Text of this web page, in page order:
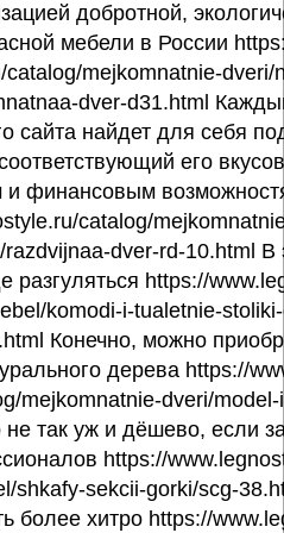
добротной,
мебели в России
catalog/mejkomnatnie-dveri/
dver-d31.html
сайта найдет для себя
его
и финансовым
catalog/
dver-rd-10.html В
разгуляться https://
komodi-i-tualetnie-
Конечно, можно
дерева https://
mejkomnatnie-dveri/
не так уж и дёшево, если
https://
shkafy-sekcii-gorki/scg-
более хитро https://